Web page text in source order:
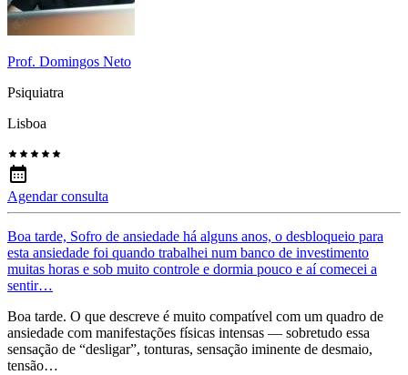
Prof. Domingos Neto
Psiquiatra
Lisboa
Agendar consulta
Boa tarde, Sofro de ansiedade há alguns anos, o desbloqueio para
esta ansiedade foi quando trabalhei num banco de investimento
muitas horas e sob muito controle e dormia pouco e aí comecei a
sentir…
Boa tarde. O que descreve é muito compatível com um quadro de
ansiedade com manifestações físicas intensas — sobretudo essa
sensação de “desligar”, tonturas, sensação iminente de desmaio,
tensão…